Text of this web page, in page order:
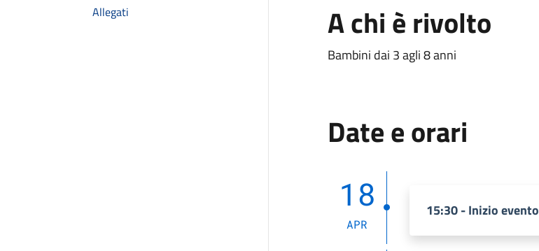
Allegati
A chi è rivolto
Bambini dai 3 agli 8 anni
Date e orari
18
APR
15:30 - Inizio evento